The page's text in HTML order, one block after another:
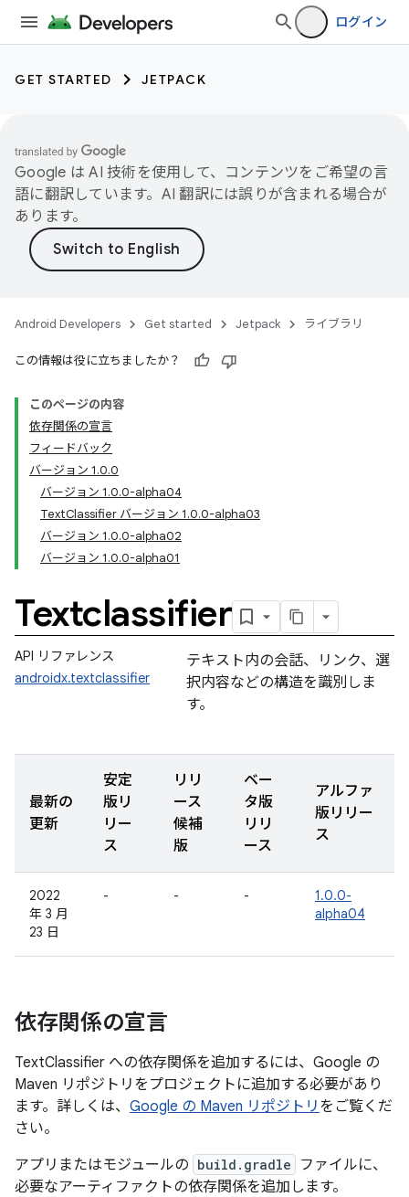
ログイン
GET STARTED JETPACK
Google は AI 技術を使用して、コンテンツをご希望の言
語に翻訳しています。AI 翻訳には誤りが含まれる場合が
あります。
Android Developers Get started Jetpack ライブラリ
この情報は役に立ちましたか？
このページの内容
依存関係の宣言
フィードバック
バージョン 1.0.0
バージョン 1.0.0-alpha04
TextClassifier バージョン 1.0.0-alpha03
バージョン 1.0.0-alpha02
バージョン 1.0.0-alpha01
Textclassifier
API リファレンス
androidx.textclassifier
テキスト内の会話、リンク、選
択内容などの構造を識別しま
す。
最新の
更新
安定
版リ
リー
ス
リリ
ース
候補
版
ベー
タ版
リリ
ース
アルファ
版リリー
ス
2022
年 3 月
23 日
- - -
1.0.0-
alpha04
依存関係の宣言
TextClassifier への依存関係を追加するには、Google の
Maven リポジトリをプロジェクトに追加する必要があり
ます。詳しくは、 Google の Maven リポジトリ をご覧くだ
さい。
アプリまたはモジュールの build.gradle
ファイルに、
必要なアーティファクトの依存関係を追加します。